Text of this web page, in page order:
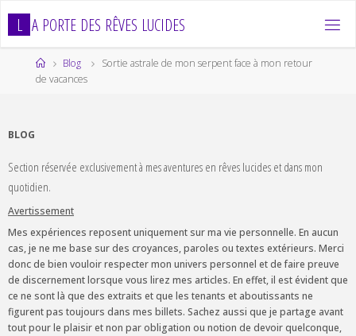
L A PORTE DES RÊVES LUCIDES
HomeBlog
Sortie astrale de mon serpent face à mon retour
de vacances
BLOG
Section réservée exclusivement à mes aventures en rêves lucides et dans mon
quotidien.
Avertissement
Mes expériences reposent uniquement sur ma vie personnelle. En aucun
cas, je ne me base sur des croyances, paroles ou textes extérieurs. Merci
donc de bien vouloir respecter mon univers personnel et de faire preuve
de discernement lorsque vous lirez mes articles. En effet, il est évident que
ce ne sont là que des extraits et que les tenants et aboutissants ne
figurent pas toujours dans mes billets. Sachez aussi que je partage avant
tout pour le plaisir et non par obligation ou notion de devoir quelconque,